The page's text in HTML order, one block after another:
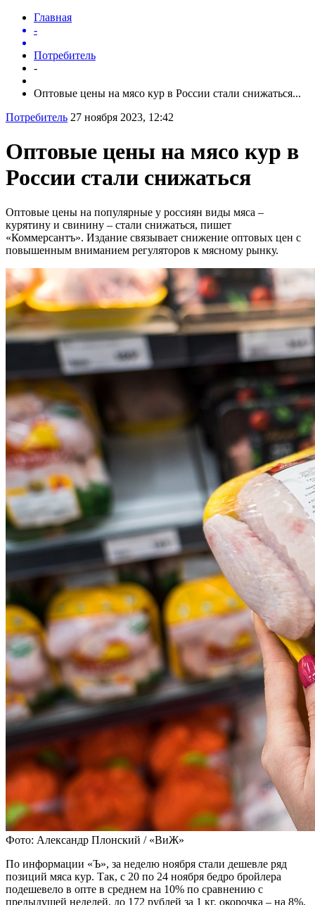
Главная
-
Потребитель
-
Оптовые цены на мясо кур в России стали снижаться...
Потребитель 27 ноября 2023, 12:42
Оптовые цены на мясо кур в
России стали снижаться
Оптовые цены на популярные у россиян виды мяса –
курятину и свинину – стали снижаться, пишет
«Коммерсантъ». Издание связывает снижение оптовых цен с
повышенным вниманием регуляторов к мясному рынку.
Фото: Александр Плонский / «ВиЖ»
По информации «Ъ», за неделю ноября стали дешевле ряд
позиций мяса кур. Так, с 20 по 24 ноября бедро бройлера
подешевело в опте в среднем на 10% по сравнению с
предыдущей неделей, до 172 рублей за 1 кг, окорочка – на 8%,